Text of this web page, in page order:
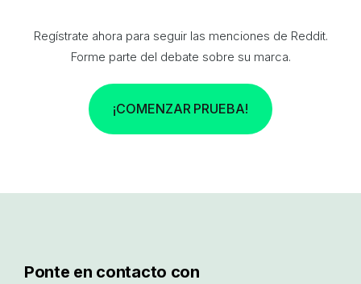
Regístrate ahora para seguir las menciones de Reddit.
Forme parte del debate sobre su marca.
¡COMENZAR PRUEBA!
Ponte en contacto con